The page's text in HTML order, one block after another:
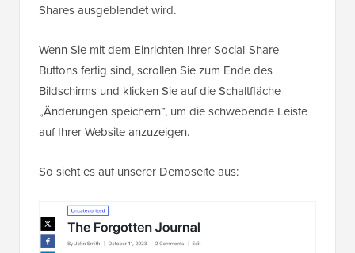
Shares ausgeblendet wird.
Wenn Sie mit dem Einrichten Ihrer Social-Share-
Buttons fertig sind, scrollen Sie zum Ende des
Bildschirms und klicken Sie auf die Schaltfläche
„Änderungen speichern“, um die schwebende Leiste
auf Ihrer Website anzuzeigen.
So sieht es auf unserer Demoseite aus: